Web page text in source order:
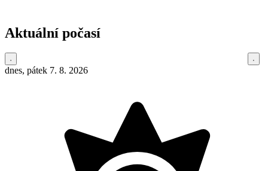
Aktuální počasí
dnes, pátek 7. 8. 2026